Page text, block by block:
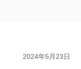
2024年5月23日